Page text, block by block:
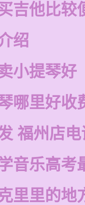
吉他比较
绍
小提琴好
哪里好收
福州店
音乐高考
里里的地